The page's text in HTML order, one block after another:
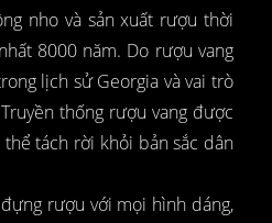
nho và sản xuất rượu thời
8000 năm. Do rượu vang
lịch sử Georgia và vai trò
thống rượu vang được
tách rời khỏi bản sắc dân
rượu với mọi hình dáng,